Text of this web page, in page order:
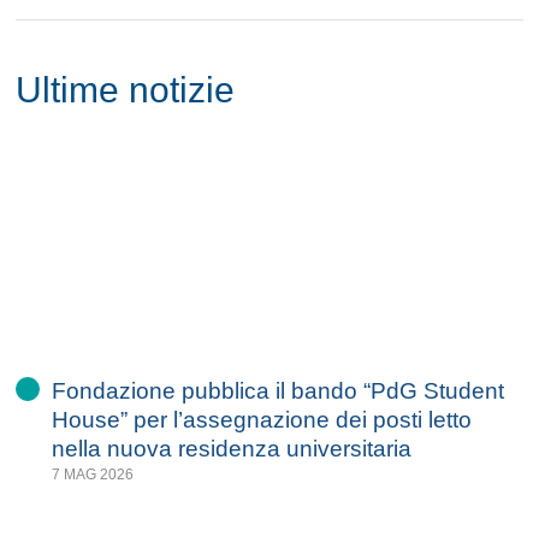
Ultime notizie
Fondazione pubblica il bando “PdG Student
House” per l’assegnazione dei posti letto
nella nuova residenza universitaria
7 MAG 2026